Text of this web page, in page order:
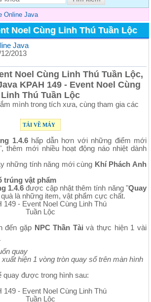
Online Java
Noel Cùng Linh Thú Tuần Lộc
Java
2013
Noel Cùng Linh Thú Tuần Lộc,
KPAH 149 - Event Noel Cùng
Linh Thú Tuần Lộc
mình trong tích xưa, cùng tham gia các
TẢI VỀ MÁY
1.4.6hấp dẫn hơn với những điểm mới
thêm mới nhiều hoạt động náo nhiệt dành
những tính năng mới cùng Khí Phách Anh
trúng vật phẩm
1.4.6 được cập nhật thêm tính năng "Quay
là những item, vật phẩm cực chất.
đến gặp NPC Thần Tài và thực hiện 1 vài
quay
hiện 1 vòng tròn quay số trên màn hình
quay được trong hình sau: